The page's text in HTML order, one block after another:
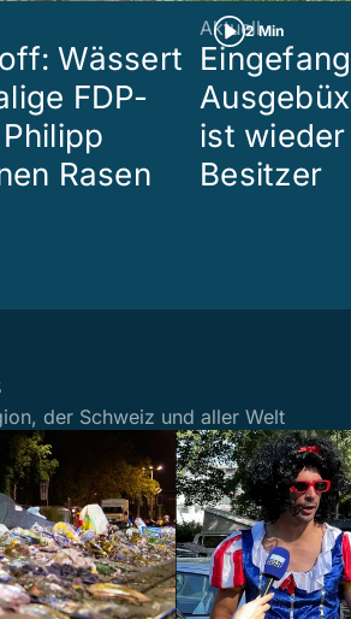
Wässert
FDP-
Rasen
2 Min
Aktuell
ist
Besitzer
der Schweiz und aller Welt